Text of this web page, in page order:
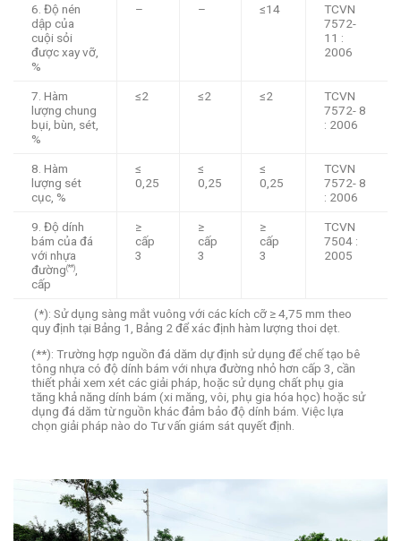
6. Độ nén
dập của
cuội sỏi
được xay vỡ,
%
– – ≤14
TCVN
7572-
11 :
2006
7. Hàm
lượng chung
bụi, bùn, sét,
%
≤2 ≤2 ≤2
TCVN
7572- 8
: 2006
8. Hàm
lượng sét
cục, %
≤
0,25
≤
0,25
≤
0,25
TCVN
7572- 8
: 2006
9. Độ dính
bám của đá
với nhựa
đường(**)
cấp
≥
cấp
3
≥
cấp
3
≥
cấp
3
TCVN
7504 :
2005
(*): Sử dụng sàng mắt vuông với các kích cỡ ≥ 4,75 mm theo
quy định tại Bảng 1, Bảng 2 để xác định hàm lượng thoi dẹt.
(**): Trường hợp nguồn đá dăm dự định sử dụng để chế tạo bê
tông nhựa có độ dính bám với nhựa đường nhỏ hơn cấp 3, cần
thiết phải xem xét các giải pháp, hoặc sử dụng chất phụ gia
tăng khả năng dính bám (xi măng, vôi, phụ gia hóa học) hoặc sử
dụng đá dăm từ nguồn khác đảm bảo độ dính bám. Việc lựa
chọn giải pháp nào do Tư vấn giám sát quyết định.